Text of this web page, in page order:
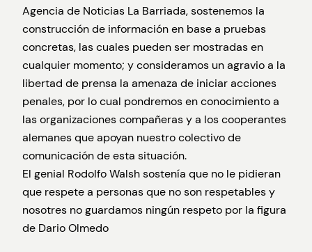
Agencia de Noticias La Barriada, sostenemos la
construcción de información en base a pruebas
concretas, las cuales pueden ser mostradas en
cualquier momento; y consideramos un agravio a la
libertad de prensa la amenaza de iniciar acciones
penales, por lo cual pondremos en conocimiento a
las organizaciones compañeras y a los cooperantes
alemanes que apoyan nuestro colectivo de
comunicación de esta situación.
El genial Rodolfo Walsh sostenía que no le pidieran
que respete a personas que no son respetables y
nosotres no guardamos ningún respeto por la figura
de Dario Olmedo